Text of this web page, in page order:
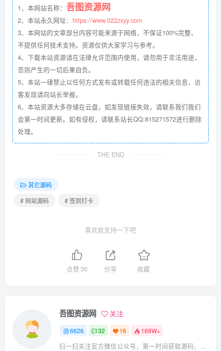
1、本网站名称： 吾图资源网
2、本站永久网址： https://www.022zxyy.com
3、本网站的文章部分内容可能来源于网络，不保证100%完整、
不提供任何技术支持。资源仅供大家学习与参考。
4、下载本站资源请在法律允许范围内使用，请勿用于非法用途，
否则产生的一切后果自负。
5、本站一律禁止以任何方式发布或转载任何违法的相关信息，访
客发现请向站长举报。
6、本站资源大多存储在云盘，如发现链接失效，请联系我们我们
会第一时间更新。如有侵权，请联系站长QQ:815271572进行删除
处理。
THE END
其它源码
# 网站源码
# 签到打卡
喜欢就支持一下吧
点赞30 分享 收藏
吾图资源网 关注
6626 32 16 169W+
扫一扫关注官方微信公众号，第一时间获取源码、网赚项目资源教程，自媒体等知识干货，让互联网创业赚钱更简单。